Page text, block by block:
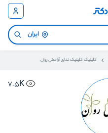
ایران
کلینیک کلینیک ندای آرامش روان
7.5K